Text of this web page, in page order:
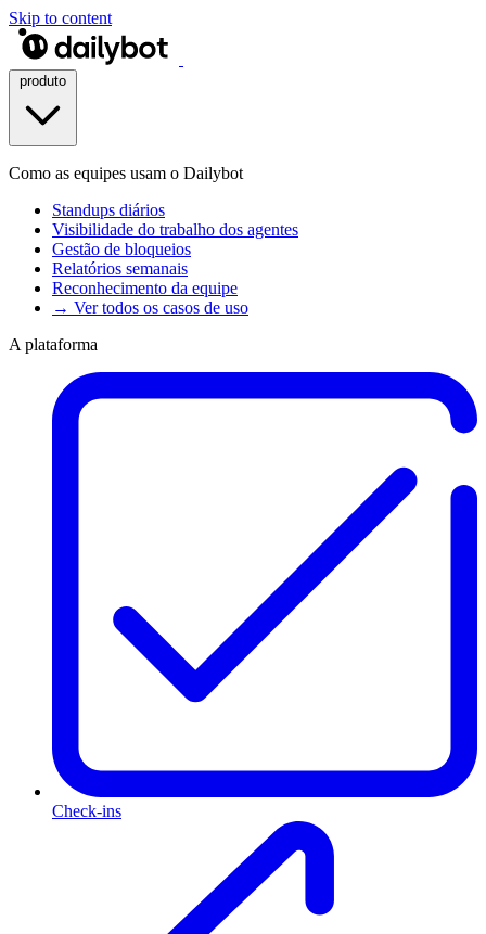
Skip to content
Como as equipes usam o Dailybot
Standups diários
Visibilidade do trabalho dos agentes
Gestão de bloqueios
Relatórios semanais
Reconhecimento da equipe
→ Ver todos os casos de uso
A plataforma
Check-ins